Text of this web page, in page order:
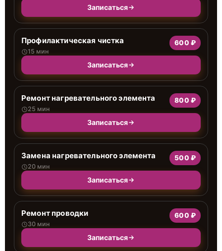
Записаться
Профилактическая чистка
15 мин
600 ₽
Записаться
Ремонт нагревательного элемента
25 мин
800 ₽
Записаться
Замена нагревательного элемента
20 мин
500 ₽
Записаться
Ремонт проводки
30 мин
600 ₽
Записаться